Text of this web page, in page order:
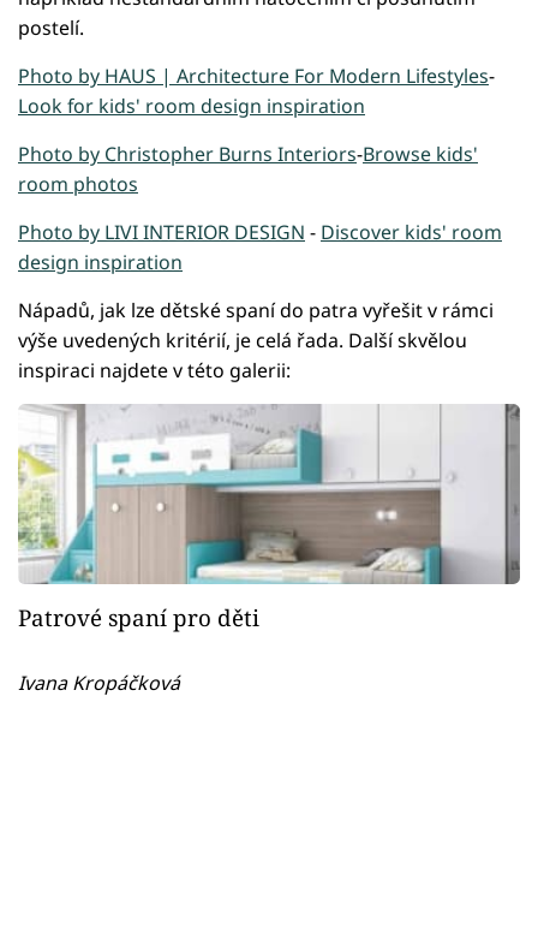
postelí.
Photo by HAUS | Architecture For Modern Lifestyles-
Look for kids' room design inspiration
Photo by Christopher Burns Interiors-Browse kids'
room photos
Photo by LIVI INTERIOR DESIGN - Discover kids' room
design inspiration
Nápadů, jak lze dětské spaní do patra vyřešit v rámci
výše uvedených kritérií, je celá řada. Další skvělou
inspiraci najdete v této galerii:
Patrové spaní pro děti
Ivana Kropáčková